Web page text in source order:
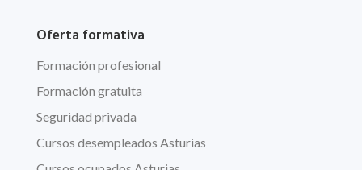
Oferta formativa
Formación profesional
Formación gratuita
Seguridad privada
Cursos desempleados Asturias